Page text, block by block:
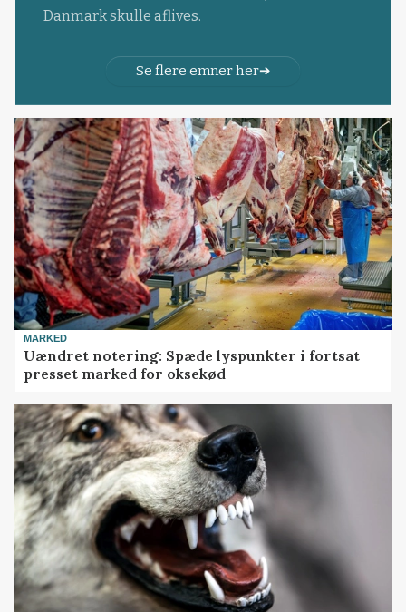
Danmark skulle aflives.
Se flere emner her
MARKED
Uændret notering: Spæde lyspunkter i fortsat
presset marked for oksekød